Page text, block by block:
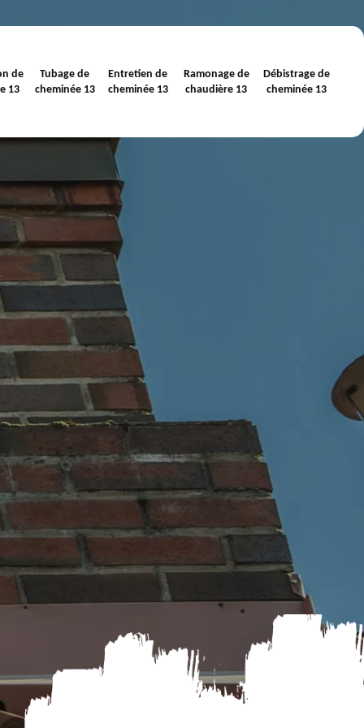
de
13
Tubage de
cheminée 13
Entretien de
cheminée 13
Ramonage de
chaudière 13
Débistrage de
cheminée 13